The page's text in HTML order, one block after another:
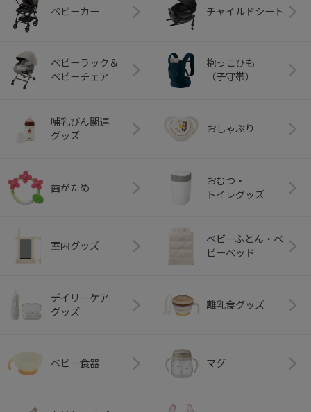
ベビーカー チャイルドシート
ベビーラック＆
ベビーチェア
抱っこひも
（子守帯）
哺乳びん関連
グッズ
おしゃぶり
歯がため
おむつ・
トイレグッズ
室内グッズ
ベビーふとん・ベ
ビーベッド
デイリーケア
グッズ
離乳食グッズ
ベビー食器 マグ